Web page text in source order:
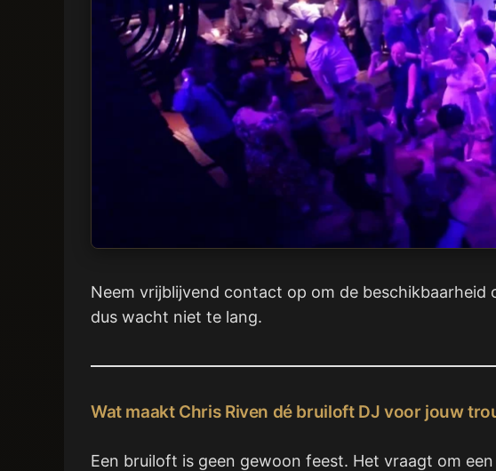
Neem vrijblijvend contact op om de
dus wacht niet te lang.
Wat maakt Chris Riven dé bruiloft DJ voor jouw
Een bruiloft is geen gewoon feest. Het vraagt om